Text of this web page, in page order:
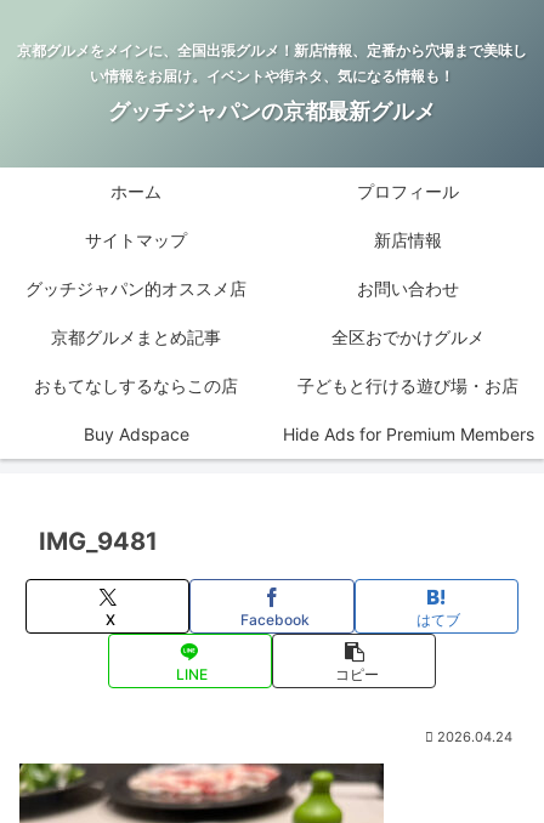
京都グルメをメインに、全国出張グルメ！新店情報、定番から穴場まで美味し
い情報をお届け。イベントや街ネタ、気になる情報も！
グッチジャパンの京都最新グルメ
ホーム プロフィール
サイトマップ 新店情報
グッチジャパン的オススメ店 お問い合わせ
京都グルメまとめ記事 全区おでかけグルメ
おもてなしするならこの店 子どもと行ける遊び場・お店
Buy Adspace Hide Ads for Premium Members
IMG_9481
X Facebook はてブ
LINE コピー
2026.04.24